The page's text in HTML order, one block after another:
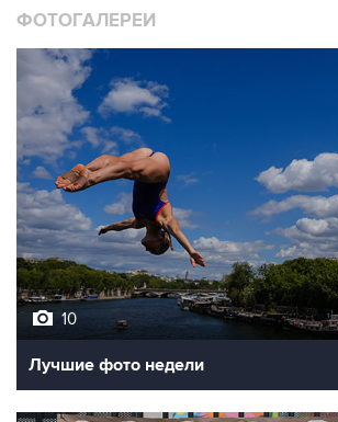
ФОТОГАЛЕРЕИ
10
Лучшие фото недели